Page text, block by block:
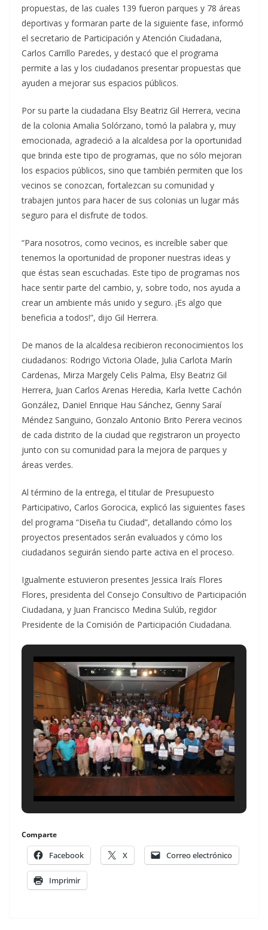
propuestas, de las cuales 139 fueron parques y 78 áreas
deportivas y formaran parte de la siguiente fase, informó
el secretario de Participación y Atención Ciudadana,
Carlos Carrillo Paredes, y destacó que el programa
permite a las y los ciudadanos presentar propuestas que
ayuden a mejorar sus espacios públicos.
Por su parte la ciudadana Elsy Beatriz Gil Herrera, vecina
de la colonia Amalia Solórzano, tomó la palabra y, muy
emocionada, agradeció a la alcaldesa por la oportunidad
que brinda este tipo de programas, que no sólo mejoran
los espacios públicos, sino que también permiten que los
vecinos se conozcan, fortalezcan su comunidad y
trabajen juntos para hacer de sus colonias un lugar más
seguro para el disfrute de todos.
“Para nosotros, como vecinos, es increíble saber que
tenemos la oportunidad de proponer nuestras ideas y
que éstas sean escuchadas. Este tipo de programas nos
hace sentir parte del cambio, y, sobre todo, nos ayuda a
crear un ambiente más unido y seguro. ¡Es algo que
beneficia a todos!”, dijo Gil Herrera.
De manos de la alcaldesa recibieron reconocimientos los
ciudadanos: Rodrigo Victoria Olade, Julia Carlota Marín
Cardenas, Mirza Margely Celis Palma, Elsy Beatriz Gil
Herrera, Juan Carlos Arenas Heredia, Karla Ivette Cachón
González, Daniel Enrique Hau Sánchez, Genny Saraí
Méndez Sanguino, Gonzalo Antonio Brito Perera vecinos
de cada distrito de la ciudad que registraron un proyecto
junto con su comunidad para la mejora de parques y
áreas verdes.
Al término de la entrega, el titular de Presupuesto
Participativo, Carlos Gorocica, explicó las siguientes fases
del programa “Diseña tu Ciudad”, detallando cómo los
proyectos presentados serán evaluados y cómo los
ciudadanos seguirán siendo parte activa en el proceso.
Igualmente estuvieron presentes Jessica Iraís Flores
Flores, presidenta del Consejo Consultivo de Participación
Ciudadana, y Juan Francisco Medina Sulúb, regidor
Presidente de la Comisión de Participación Ciudadana.
Comparte
Facebook X Correo electrónico
Imprimir